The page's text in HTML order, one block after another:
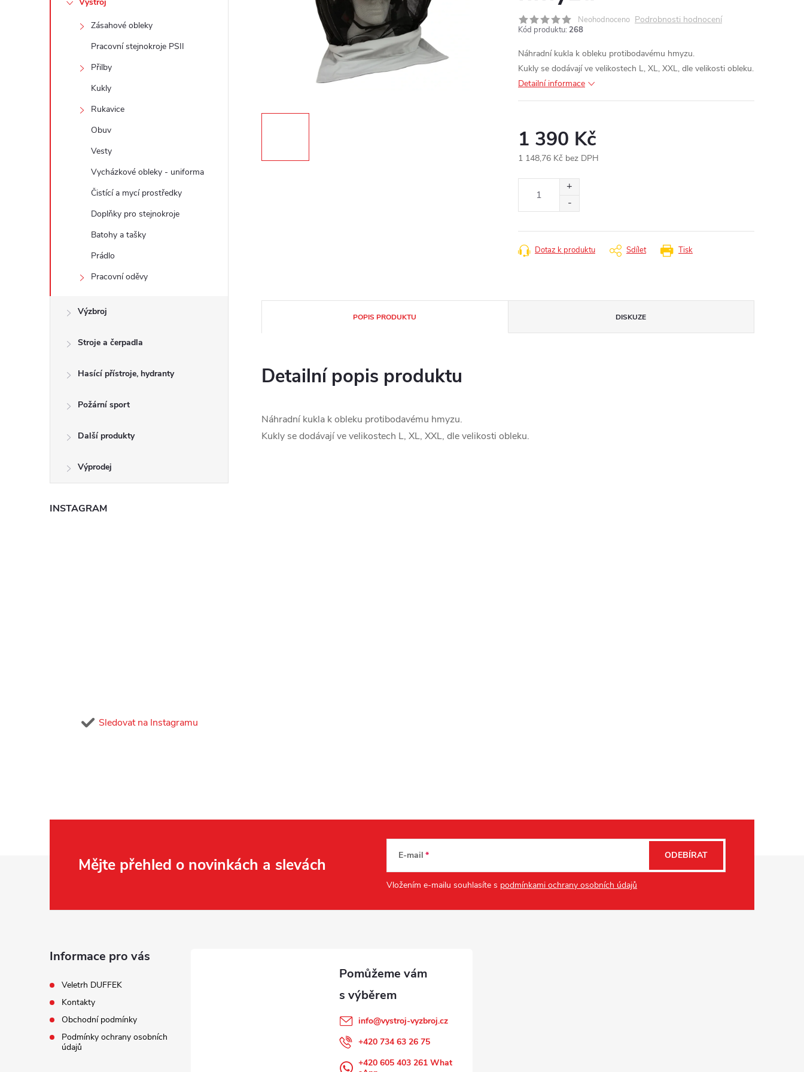
Zásahové obleky
Pracovní stejnokroje PSII
Přilby
Kukly
Rukavice
Obuv
Vesty
Vycházkové obleky - uniforma
Čistící a mycí prostředky
Doplňky pro stejnokroje
Batohy a tašky
Prádlo
Pracovní oděvy
Výzbroj
Stroje a čerpadla
Hasící přístroje, hydranty
Požární sport
Další produkty
Výprodej
INSTAGRAM
Sledovat na Instagramu
Neohodnoceno Podrobnosti hodnocení
Kód produktu: 268
Náhradní kukla k obleku protibodavému hmyzu.
Kukly se dodávají ve velikostech L, XL, XXL, dle velikosti obleku.
Detailní informace
1 390 Kč
1 148,76 Kč bez DPH
Tisk
Dotaz k produktu Sdílet
POPIS PRODUKTU DISKUZE
Detailní popis produktu
Náhradní kukla k obleku protibodavému hmyzu.
Kukly se dodávají ve velikostech L, XL, XXL, dle velikosti obleku.
Mějte přehled o novinkách a slevách E-mail
Vložením e-mailu souhlasíte s podmínkami ochrany osobních údajů
ODEBÍRAT
Informace pro vás
Veletrh DUFFEK
Kontakty
Obchodní podmínky
Podmínky ochrany osobních
údajů
info@vystroj-vyzbroj.cz
+420 734 63 26 75
+420 605 403 261 What